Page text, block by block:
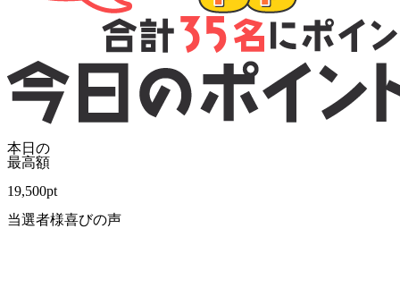
本日の
最高額
19,500pt
当選者様喜びの声